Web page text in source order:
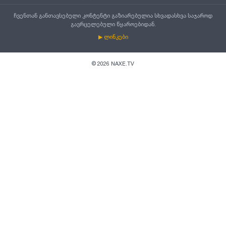
ჩვენთან განთავსებული კონტენტი გაზიარებულია სხვადასხვა საჯაროდ
გავრცელებული წყაროებიდან.
▶ ლინკები
© 2026 NAXE.TV